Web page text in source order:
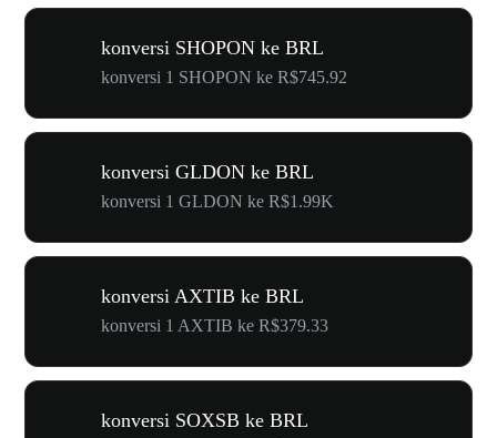
konversi SHOPON ke BRL
konversi 1 SHOPON ke R$745.92
konversi GLDON ke BRL
konversi 1 GLDON ke R$1.99K
konversi AXTIB ke BRL
konversi 1 AXTIB ke R$379.33
konversi SOXSB ke BRL